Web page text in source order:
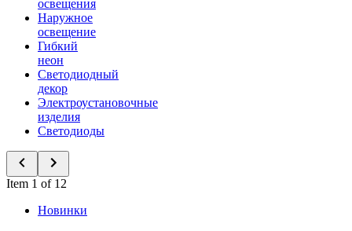
освещения
Наружное
освещение
Гибкий
неон
Светодиодный
декор
Электроустановочные
изделия
Светодиоды
Item 1 of 12
Новинки